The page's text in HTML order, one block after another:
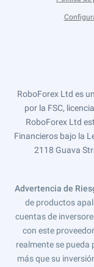
RoboForex Ltd es
por la FSC,
RoboForex Ltd
Financieros bajo la
2118 Guava
Advertencia de
de productos
cuentas de
con este
realmente se pueda
más que su